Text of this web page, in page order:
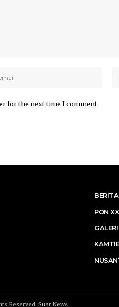
for the next time I comment.
BERITA
PON
GALERI
Reserved. Suar News